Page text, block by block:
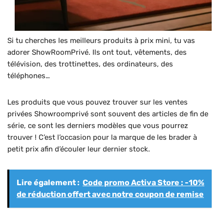
Si tu cherches les meilleurs produits à prix mini, tu vas
adorer ShowRoomPrivé. Ils ont tout, vêtements, des
télévision, des trottinettes, des ordinateurs, des
téléphones…
Les produits que vous pouvez trouver sur les ventes
privées Showroomprivé sont souvent des articles de fin de
série, ce sont les derniers modèles que vous pourrez
trouver ! C’est l’occasion pour la marque de les brader à
petit prix afin d’écouler leur dernier stock.
Lire également : Code promo Activa Store : -10%
de réduction offert avec notre coupon de remise